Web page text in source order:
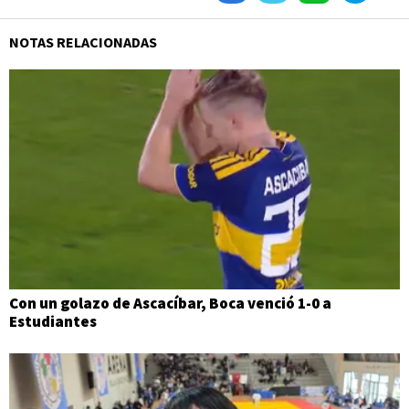
NOTAS RELACIONADAS
Con un golazo de Ascacíbar, Boca venció 1-0 a
Estudiantes